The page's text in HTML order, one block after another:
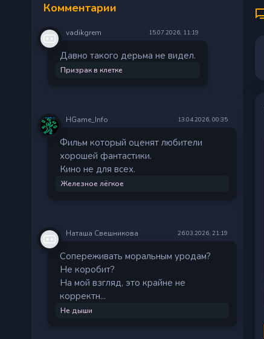
Комментарии
vadikgrem 15.07.2026, 11:19
Давно такого дерьма не видел.
Призрак в клетке
HGame_Info 13.04.2026, 00:35
Фильм который оценят любители
хорошей фантастики.
Кино не для всех.
Железное лёгкое
Наташа Свешникова 26.03.2026, 21:19
Сопереживать моральным уродам?
Не коробит?
На мой взгляд, это крайне не
корректн...
Не дыши